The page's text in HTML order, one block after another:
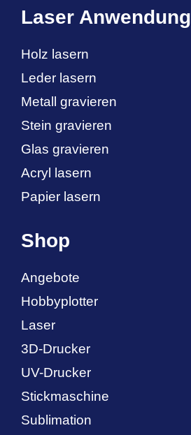
Laser Anwendung
Holz lasern
Leder lasern
Metall gravieren
Stein gravieren
Glas gravieren
Acryl lasern
Papier lasern
Shop
Angebote
Hobbyplotter
Laser
3D-Drucker
UV-Drucker
Stickmaschine
Sublimation